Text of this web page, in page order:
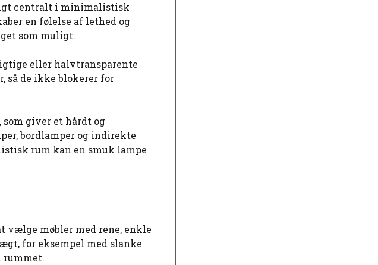
centralt i minimalistisk
en følelse af lethed og
som muligt.
eller halvtransparente
så de ikke blokerer for
giver et hårdt og
bordlamper og indirekte
rum kan en smuk lampe
vælge møbler med rene, enkle
for eksempel med slanke
rummet.